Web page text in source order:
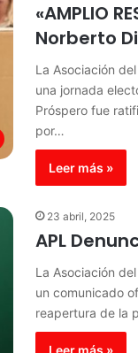
«AMPLIO
Norberto
La Asociación
una jornada
Próspero fue
por…
Leer más »
23 abril, 2025
APL
La Asociación
un comunicado
reapertura de la
Leer más »